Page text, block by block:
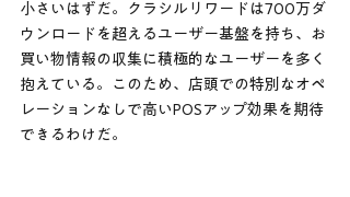
小さいはずだ。クラシルリワードは700万ダ
ウンロードを超えるユーザー基盤を持ち、お
買い物情報の収集に積極的なユーザーを多く
抱えている。このため、店頭での特別なオペ
レーションなしで高いPOSアップ効果を期待
できるわけだ。